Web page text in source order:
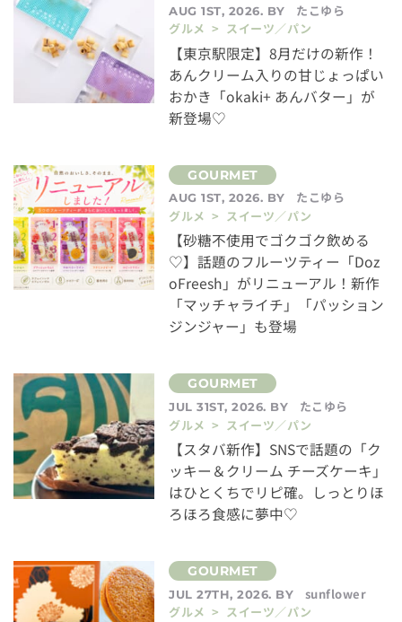
AUG 1ST, 2026. BY
たこゆら
グルメ > スイーツ／パン
【東京駅限定】8月だけの新作！
あんクリーム入りの甘じょっぱい
おかき「okaki+ あんバター」が
新登場♡
AUG 1ST, 2026. BY
たこゆら
グルメ > スイーツ／パン
【砂糖不使用でゴクゴク飲める
♡】話題のフルーツティー「Doz
oFreesh」がリニューアル！新作
「マッチャライチ」「パッション
ジンジャー」も登場
JUL 31ST, 2026. BY
たこゆら
グルメ > スイーツ／パン
【スタバ新作】SNSで話題の「ク
ッキー＆クリーム チーズケーキ」
はひとくちでリピ確。しっとりほ
ろほろ食感に夢中♡
JUL 27TH, 2026. BY
sunflower
グルメ > スイーツ／パン